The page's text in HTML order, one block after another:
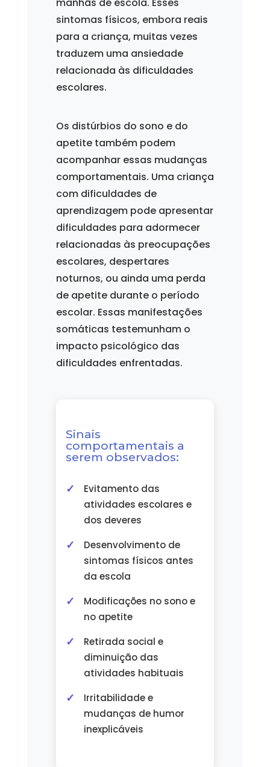
sintomas físicos, embora reais
para a criança, muitas vezes
traduzem uma ansiedade
relacionada às dificuldades
escolares.
Os distúrbios do sono e do
apetite também podem
acompanhar essas mudanças
comportamentais. Uma criança
com dificuldades de
aprendizagem pode apresentar
dificuldades para adormecer
relacionadas às preocupações
escolares, despertares
noturnos, ou ainda uma perda
de apetite durante o período
escolar. Essas manifestações
somáticas testemunham o
impacto psicológico das
dificuldades enfrentadas.
Sinais
comportamentais a
serem observados:
Evitamento das
atividades escolares e
dos deveres
Desenvolvimento de
sintomas físicos antes
da escola
Modificações no sono e
no apetite
Retirada social e
diminuição das
atividades habituais
Irritabilidade e
mudanças de humor
inexplicáveis